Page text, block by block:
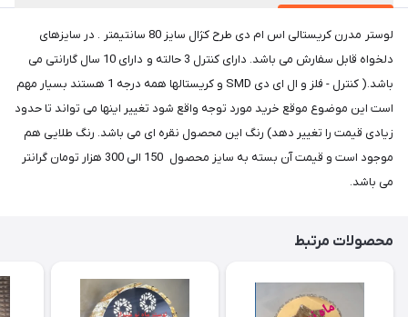
لوستر مدرن کریستالی اس ام دی طرح کژال سایز 80 سانتیمتر . در سایزهای
دلخواه قابل سفارش می باشد. دارای کنترل 3 حالته و دارای 10 سال گارانتی می
باشد.( کنترل - فلز و ال ای دی SMD و کریستالها همه درجه 1 هستند بسیار مهم
است این موضوع موقع خرید مورد توجه واقع شود تغییر اینها می تواند تا حدود
زیادی قیمت را تغییر دهد) رنگ این محصول نقره ای می باشد. رنگ طلایی هم
موجود است و قیمت آن بسته به سایز محصول 150 الی 300 هزار تومان گرانتر
می باشد.
محصولات مرتبط